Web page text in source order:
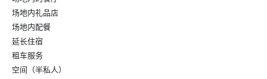
场地内礼品店
场地内配餐
延长住宿
租车服务
空间（半私人）